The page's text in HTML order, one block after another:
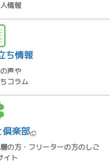
情報
ち情報
声や
コラム
楽部
の方・フリーターの方のしご
イト